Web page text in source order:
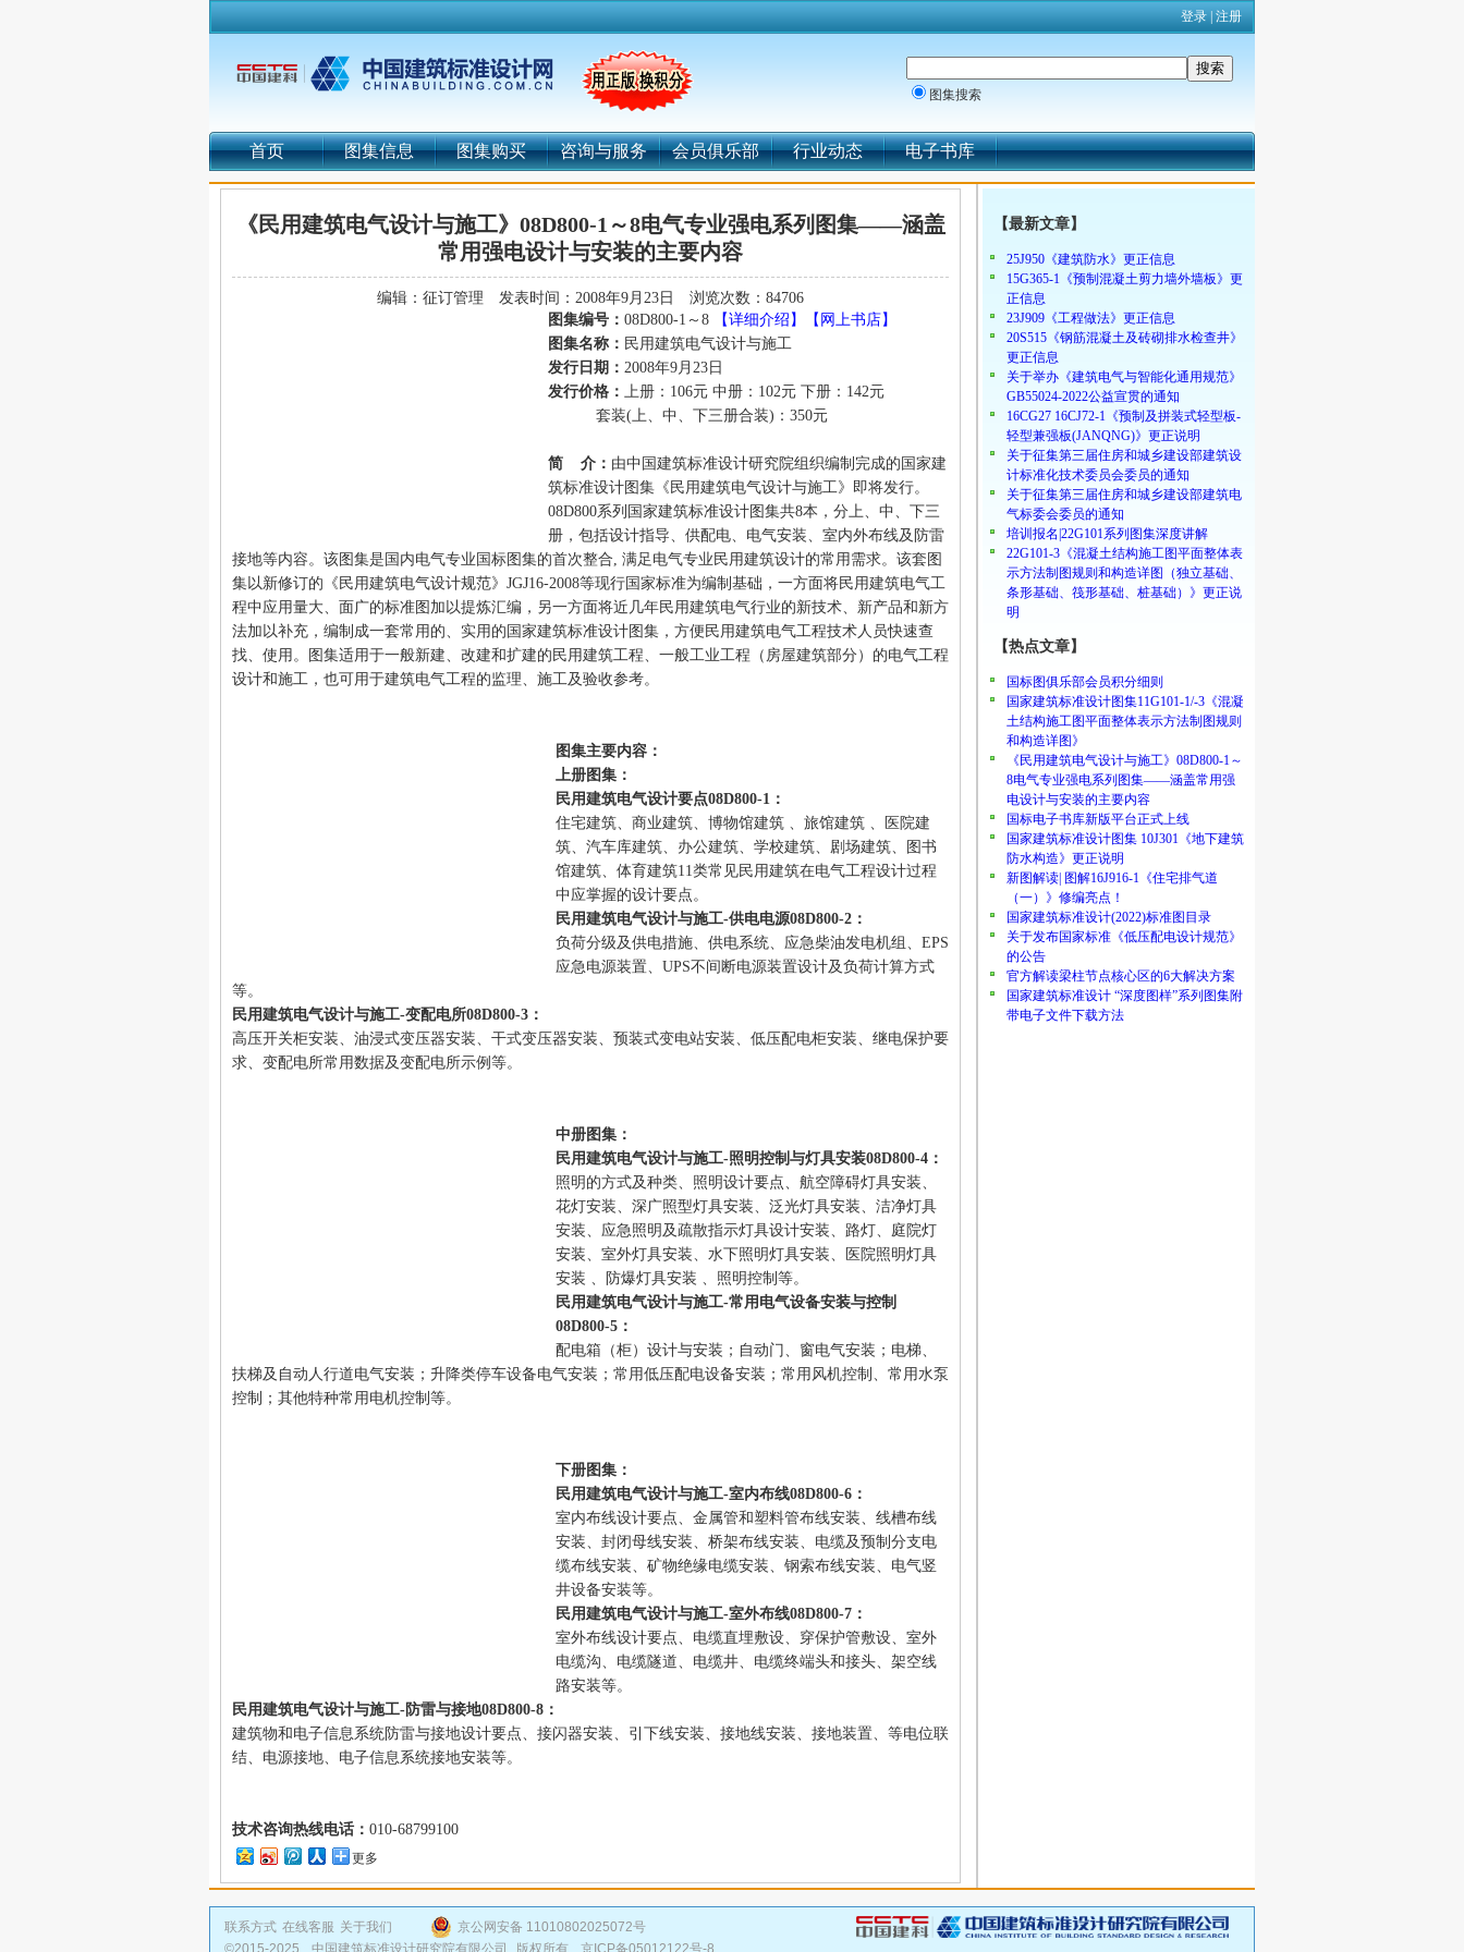
登录 注册
图集搜索
首页 图集信息 图集购买 咨询与服务 会员俱乐部 行业动态 电子书库
《民用建筑电气设计与施工》08D800-1～8电气专业强电系列图集——涵盖
常用强电设计与安装的主要内容
编辑：征订管理 发表时间：2008年9月23日
浏览次数：84706
图集编号： 08D800-1～8 【详细介绍】
【网上书店】
图集名称： 民用建筑电气设计与施工
发行日期： 2008年9月23日
发行价格： 上册：106元 中册：102元 下册：142元
套装(上、中、下三册合装)：350元
简 介： 由中国建筑标准设计研究院组织编制完成的国家建
筑标准设计图集《民用建筑电气设计与施工》即将发行。
08D800系列国家建筑标准设计图集共8本，分上、中、下三
册，包括设计指导、供配电、电气安装、室内外布线及防雷
接地等内容。该图集是国内电气专业国标图集的首次整合, 满足电气专业民用建筑设计的常用需求。该套图
集以新修订的《民用建筑电气设计规范》JGJ16-2008等现行国家标准为编制基础，一方面将民用建筑电气工
程中应用量大、面广的标准图加以提炼汇编，另一方面将近几年民用建筑电气行业的新技术、新产品和新方
法加以补充，编制成一套常用的、实用的国家建筑标准设计图集，方便民用建筑电气工程技术人员快速查
找、使用。图集适用于一般新建、改建和扩建的民用建筑工程、一般工业工程（房屋建筑部分）的电气工程
设计和施工，也可用于建筑电气工程的监理、施工及验收参考。
图集主要内容：
上册图集：
民用建筑电气设计要点08D800-1：
住宅建筑、商业建筑、博物馆建筑 、旅馆建筑 、医院建
筑、汽车库建筑、办公建筑、学校建筑、剧场建筑、图书
馆建筑、体育建筑11类常见民用建筑在电气工程设计过程
中应掌握的设计要点。
民用建筑电气设计与施工-供电电源08D800-2：
负荷分级及供电措施、供电系统、应急柴油发电机组、EPS
应急电源装置、UPS不间断电源装置设计及负荷计算方式
等。
民用建筑电气设计与施工-变配电所08D800-3：
高压开关柜安装、油浸式变压器安装、干式变压器安装、预装式变电站安装、低压配电柜安装、继电保护要
求、变配电所常用数据及变配电所示例等。
中册图集：
民用建筑电气设计与施工-照明控制与灯具安装08D800-4：
照明的方式及种类、照明设计要点、航空障碍灯具安装、
花灯安装、深广照型灯具安装、泛光灯具安装、洁净灯具
安装、应急照明及疏散指示灯具设计安装、路灯、庭院灯
安装、室外灯具安装、水下照明灯具安装、医院照明灯具
安装 、防爆灯具安装 、照明控制等。
民用建筑电气设计与施工-常用电气设备安装与控制
08D800-5：
配电箱（柜）设计与安装；自动门、窗电气安装；电梯、
扶梯及自动人行道电气安装；升降类停车设备电气安装；常用低压配电设备安装；常用风机控制、常用水泵
控制；其他特种常用电机控制等。
下册图集：
民用建筑电气设计与施工-室内布线08D800-6：
室内布线设计要点、金属管和塑料管布线安装、线槽布线
安装、封闭母线安装、桥架布线安装、电缆及预制分支电
缆布线安装、矿物绝缘电缆安装、钢索布线安装、电气竖
井设备安装等。
民用建筑电气设计与施工-室外布线08D800-7：
室外布线设计要点、电缆直埋敷设、穿保护管敷设、室外
电缆沟、电缆隧道、电缆井、电缆终端头和接头、架空线
路安装等。
民用建筑电气设计与施工-防雷与接地08D800-8：
建筑物和电子信息系统防雷与接地设计要点、接闪器安装、引下线安装、接地线安装、接地装置、等电位联
结、电源接地、电子信息系统接地安装等。
技术咨询热线电话： 010-68799100
更多
【最新文章】
25J950《建筑防水》更正信息
15G365-1《预制混凝土剪力墙外墙板》更
正信息
23J909《工程做法》更正信息
20S515《钢筋混凝土及砖砌排水检查井》
更正信息
关于举办《建筑电气与智能化通用规范》
GB55024-2022公益宣贯的通知
16CG27 16CJ72-1《预制及拼装式轻型板-
轻型兼强板(JANQNG)》更正说明
关于征集第三届住房和城乡建设部建筑设
计标准化技术委员会委员的通知
关于征集第三届住房和城乡建设部建筑电
气标委会委员的通知
培训报名|22G101系列图集深度讲解
22G101-3《混凝土结构施工图平面整体表
示方法制图规则和构造详图（独立基础、
条形基础、筏形基础、桩基础）》更正说
明
【热点文章】
国标图俱乐部会员积分细则
国家建筑标准设计图集11G101-1/-3《混凝
土结构施工图平面整体表示方法制图规则
和构造详图》
《民用建筑电气设计与施工》08D800-1～
8电气专业强电系列图集——涵盖常用强
电设计与安装的主要内容
国标电子书库新版平台正式上线
国家建筑标准设计图集 10J301《地下建筑
防水构造》更正说明
新图解读| 图解16J916-1《住宅排气道
（一）》修编亮点！
国家建筑标准设计(2022)标准图目录
关于发布国家标准《低压配电设计规范》
的公告
官方解读梁柱节点核心区的6大解决方案
国家建筑标准设计 “深度图样”系列图集附
带电子文件下载方法
联系方式 在线客服 关于我们
京公网安备 11010802025072号
©2015-2025,
中国建筑标准设计研究院有限公司 版权所有, 京ICP备05012122号-8